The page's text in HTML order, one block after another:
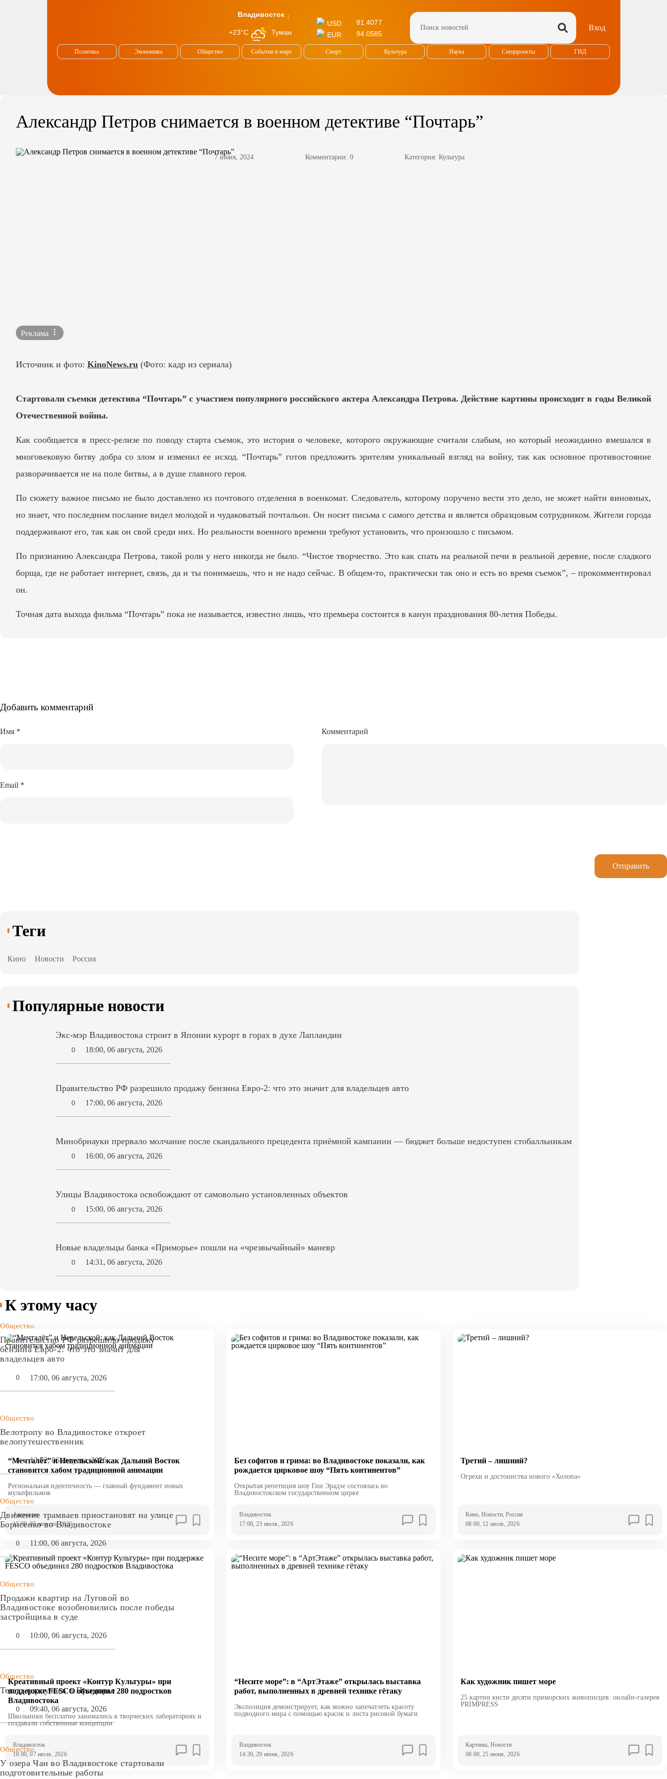
Владивосток
+23°C Туман
USD
81.4077
EUR
94.0585
Вход
Политика Экономика Общество События в мире Спорт Культура Наука Спецпроекты ГИД
Александр Петров снимается в военном детективе “Почтарь”
7 июня, 2024 Комментарии: 0 Категория: Культура
Реклама
Источник и фото: KinoNews.ru (Фото: кадр из сериала)
Стартовали съемки детектива “Почтарь” с участием популярного российского актера Александра Петрова. Действие картины происходит в годы Великой
Отечественной войны.
Как сообщается в пресс-релизе по поводу старта съемок, это история о человеке, которого окружающие считали слабым, но который неожиданно вмешался в
многовековую битву добра со злом и изменил ее исход. “Почтарь” готов предложить зрителям уникальный взгляд на войну, так как основное противостояние
разворачивается не на поле битвы, а в душе главного героя.
По сюжету важное письмо не было доставлено из почтового отделения в военкомат. Следователь, которому поручено вести это дело, не может найти виновных,
но знает, что последним послание видел молодой и чудаковатый почтальон. Он носит письма с самого детства и является образцовым сотрудником. Жители города
поддерживают его, так как он свой среди них. Но реальности военного времени требуют установить, что произошло с письмом.
По признанию Александра Петрова, такой роли у него никогда не было. “Чистое творчество. Это как спать на реальной печи в реальной деревне, после сладкого
борща, где не работает интернет, связь, да и ты понимаешь, что и не надо сейчас. В общем-то, практически так оно и есть во время съемок”, – прокомментировал
он.
Точная дата выхода фильма “Почтарь” пока не называется, известно лишь, что премьера состоится в канун празднования 80-летия Победы.
Добавить комментарий
Комментарий
Имя *
Email *
Отправить
Теги
Кино Новости Россия
Популярные новости
Экс-мэр Владивостока строит в Японии курорт в горах в духе Лапландии
0 18:00, 06 августа, 2026
Правительство РФ разрешило продажу бензина Евро-2: что это значит для владельцев авто
0 17:00, 06 августа, 2026
Минобрнауки прервало молчание после скандального прецедента приёмной кампании — бюджет больше недоступен стобалльникам
0 16:00, 06 августа, 2026
Улицы Владивостока освобождают от самовольно установленных объектов
0 15:00, 06 августа, 2026
Новые владельцы банка «Приморье» пошли на «чрезвычайный» маневр
0 14:31, 06 августа, 2026
К этому часу
Общество
Правительство РФ разрешило продажу
бензина Евро-2: что это значит для
владельцев авто
0 17:00, 06 августа, 2026
Общество
Велотропу во Владивостоке откроет
велопутешественник
0 13:52, 06 августа, 2026
Общество
Движение трамваев приостановят на улице
Борисенко во Владивостоке
0 11:00, 06 августа, 2026
Общество
Продажи квартир на Луговой во
Владивостоке возобновились после победы
застройщика в суде
0 10:00, 06 августа, 2026
Общество
Тепло вернулось в Приморье
0 09:40, 06 августа, 2026
Общество
У озера Чан во Владивостоке стартовали
подготовительные работы
“Мечталёт” и Невельской: как Дальний Восток
становится хабом традиционной анимации
Региональная идентичность — главный фундамент новых
мультфильмов
Анимация
15:00, 05 августа, 2026
Без софитов и грима: во Владивостоке показали, как
рождается цирковое шоу “Пять континентов”
Открытая репетиция шоу Гии Эрадзе состоялась во
Владивостокском государственном цирке
Владивосток
17:00, 23 июля, 2026
Третий – лишний?
Огрехи и достоинства нового «Холопа»
Кино, Новости, Россия
08:00, 12 июля, 2026
Креативный проект «Контур Культуры» при
поддержке FESCO объединил 280 подростков
Владивостока
Школьники бесплатно занимались в творческих лабораториях и
создавали собственные концепции
Владивосток
18:00, 07 июля, 2026
“Несите море”: в “АртЭтаже” открылась выставка
работ, выполненных в древней технике гётаку
Экспозиция демонстрирует, как можно запечатлеть красоту
подводного мира с помощью красок и листа рисовой бумаги
Владивосток
14:30, 29 июня, 2026
Как художник пишет море
25 картин кисти десяти приморских живописцев: онлайн-галерея
PRIMPRESS
Картины, Новости
08:00, 25 июня, 2026